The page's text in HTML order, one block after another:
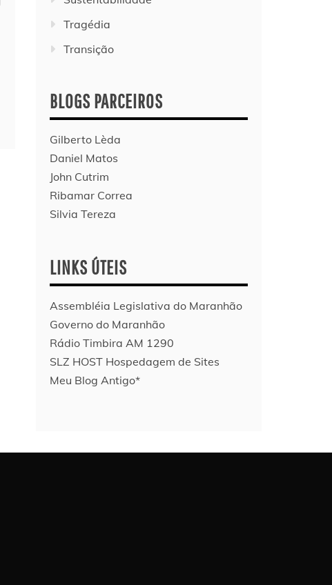
Tragédia
Transição
BLOGS PARCEIROS
Gilberto Lèda
Daniel Matos
John Cutrim
Ribamar Correa
Silvia Tereza
LINKS ÚTEIS
Assembléia Legislativa do Maranhão
Governo do Maranhão
Rádio Timbira AM 1290
SLZ HOST Hospedagem de Sites
Meu Blog Antigo*